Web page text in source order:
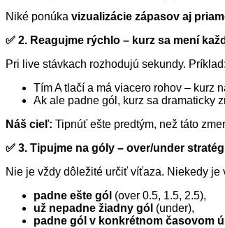
Niké ponúka vizualizácie zápasov aj
✅ 2. Reagujme rýchlo – kurz sa mení
Pri live stávkach rozhodujú sekundy. Príklad:
Tím A tlačí a má viacero rohov – kurz
Ak ale padne gól, kurz sa dramaticky
Náš cieľ: Tipnúť ešte predtým, než táto
✅ 3. Tipujme na góly – over/under
Nie je vždy dôležité určiť víťaza. Niekedy je
padne ešte gól (over 0.5, 1.5, 2.5),
už nepadne žiadny gól (under),
padne gól v konkrétnom časovom